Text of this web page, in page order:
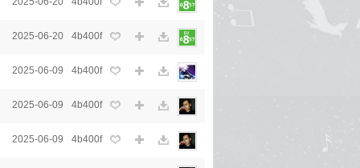
2025-06-20 4b400f
2025-06-09 4b400f
2025-06-09 4b400f
2025-06-09 4b400f